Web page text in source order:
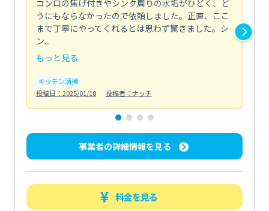
コンロの焦げ付きやシンク周りの水垢がひどく、ど
うにもならなかったので依頼しました。正直、ここ
まで丁寧にやってくれるとは思わず驚きました。シ
ン...
もっと見る
キッチン清掃
投稿日：2025/01/18
投稿者：ナッチ
事業者の詳細情報を見る
料金を見る